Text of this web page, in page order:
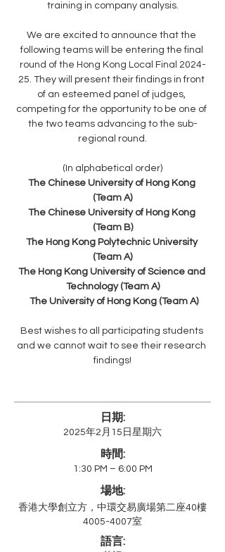
training in company analysis.
We are excited to announce that the
following teams will be entering the final
round of the Hong Kong Local Final 2024-
25. They will present their findings in front
of an esteemed panel of judges,
competing for the opportunity to be one of
the two teams advancing to the sub-
regional round.
(In alphabetical order)
The Chinese University of Hong Kong
(Team A)
The Chinese University of Hong Kong
(Team B)
The Hong Kong Polytechnic University
(Team A)
The Hong Kong University of Science and
Technology (Team A)
The University of Hong Kong (Team A)
Best wishes to all participating students
and we cannot wait to see their research
findings!
日期:
2025年2月15日星期六
時間:
1:30 PM – 6:00 PM
場地:
香港大學創立方，中環交易廣場第二座40樓
4005-4007室
語言: